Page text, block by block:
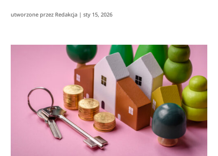
utworzone przez Redakcja |sty 15, 2026